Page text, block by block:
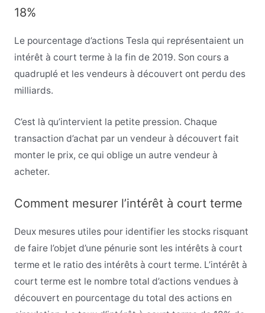
18%
Le pourcentage d’actions Tesla qui représentaient un
intérêt à court terme à la fin de 2019. Son cours a
quadruplé et les vendeurs à découvert ont perdu des
milliards.
C’est là qu’intervient la petite pression. Chaque
transaction d’achat par un vendeur à découvert fait
monter le prix, ce qui oblige un autre vendeur à
acheter.
Comment mesurer l’intérêt à court terme
Deux mesures utiles pour identifier les stocks risquant
de faire l’objet d’une pénurie sont les intérêts à court
terme et le ratio des intérêts à court terme. L’intérêt à
court terme est le nombre total d’actions vendues à
découvert en pourcentage du total des actions en